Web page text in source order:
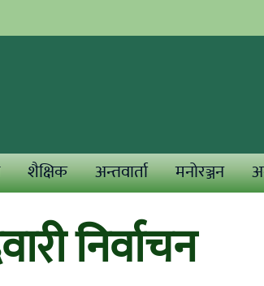
शैक्षिक अन्तवार्ता मनोरञ्जन
निर्वाचन